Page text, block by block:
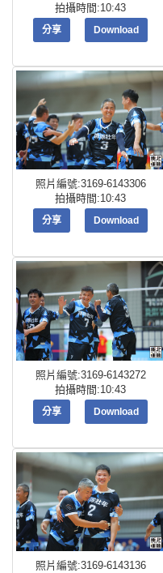
拍攝時間:10:43
分享 Download
照片編號:3169-6143306
拍攝時間:10:43
分享 Download
照片編號:3169-6143272
拍攝時間:10:43
分享 Download
照片編號:3169-6143136